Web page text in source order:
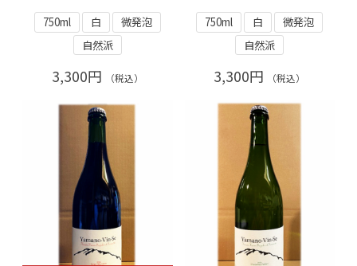
750ml 白
微発泡
自然派
3,300円 （税込）
750ml 白
微発泡
自然派
3,300円 （税込）